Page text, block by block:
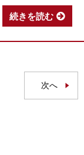
続きを読む
次へ